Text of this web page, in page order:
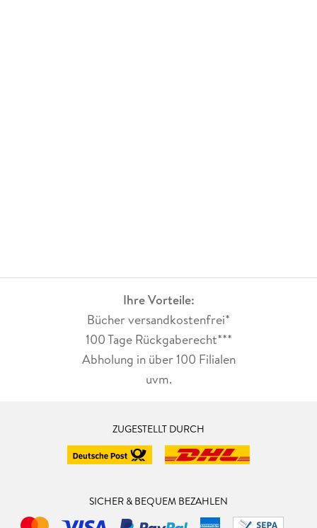
Ihre Vorteile:
Bücher versandkostenfrei*
100 Tage Rückgaberecht***
Abholung in über 100 Filialen
uvm.
ZUGESTELLT DURCH
SICHER & BEQUEM BEZAHLEN